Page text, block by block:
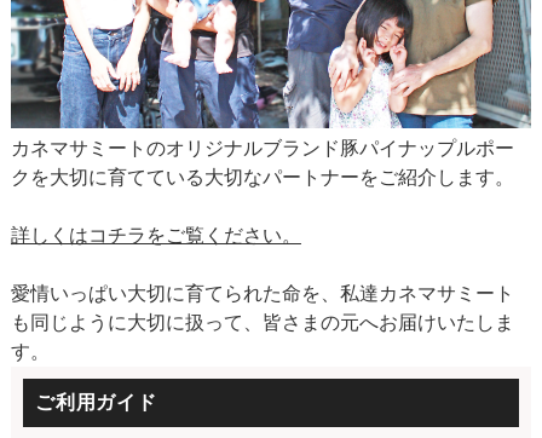
カネマサミートのオリジナルブランド豚パイナップルポー
クを大切に育てている大切なパートナーをご紹介します。
詳しくはコチラをご覧ください。
愛情いっぱい大切に育てられた命を、私達カネマサミート
も同じように大切に扱って、皆さまの元へお届けいたしま
す。
ご利用ガイド